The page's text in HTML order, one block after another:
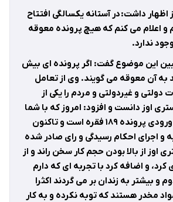
داشت: در آستانه یکسالگی افتتاح
و اعلام می کنم که هیچ پرونده معوقه
ندارد.
این موضوع گفت: اگر پرونده ای بیش
به آن معوقه می گویند. وی از تعامل
دولتی و غیردولتی و مردم را یکی از
اوز دانست و افزود: امروز که با شما
صحبت می کنم آمار ورودی پرونده ۱۸۹ فقره است و تاکنون
و اجرای احکام رسیدگی و رای صادر شده
اوز از بالا بودن حجم کار سخن راند و از
و اضافه کرد با تجربه ای که دارم
و بیشتر به زندان بر می گردند اکثرا
مخدر هستند که توبه نکرده و به کار